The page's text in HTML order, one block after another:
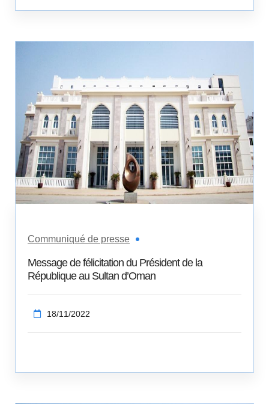
Communiqué de presse
Message de félicitation du Président de la
République au Sultan d’Oman
18/11/2022